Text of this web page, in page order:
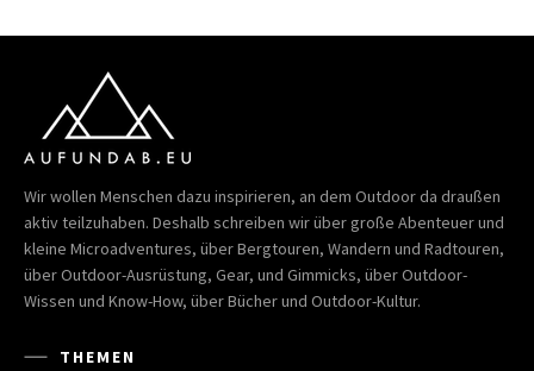
Wir wollen Menschen dazu inspirieren, an dem Outdoor da draußen
aktiv teilzuhaben. Deshalb schreiben wir über große Abenteuer und
kleine Microadventures, über Bergtouren, Wandern und Radtouren,
über Outdoor-Ausrüstung, Gear, und Gimmicks, über Outdoor-
Wissen und Know-How, über Bücher und Outdoor-Kultur.
THEMEN